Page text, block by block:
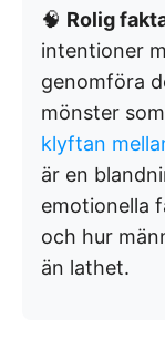
🧠 Rolig
intentioner
genomföra
mönster
klyftan
är en
emotionella
och hur
än lathet.